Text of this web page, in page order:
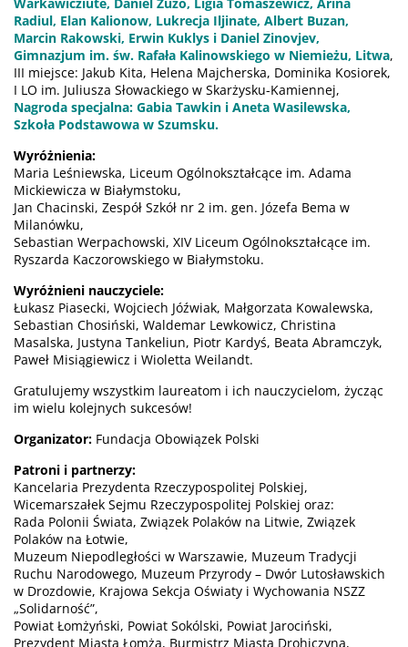
Radiul, Elan Kalionow, Lukrecja Iljinate, Albert Buzan,
Marcin Rakowski, Erwin Kuklys i Daniel Zinovjev,
Gimnazjum im. św. Rafała Kalinowskiego w Niemieżu, Litwa,
III miejsce: Jakub Kita, Helena Majcherska, Dominika Kosiorek,
I LO im. Juliusza Słowackiego w Skarżysku-Kamiennej,
Nagroda specjalna: Gabia Tawkin i Aneta Wasilewska,
Szkoła Podstawowa w Szumsku.
Wyróżnienia:
Maria Leśniewska, Liceum Ogólnokształcące im. Adama
Mickiewicza w Białymstoku,
Jan Chacinski, Zespół Szkół nr 2 im. gen. Józefa Bema w
Milanówku,
Sebastian Werpachowski, XIV Liceum Ogólnokształcące im.
Ryszarda Kaczorowskiego w Białymstoku.
Wyróżnieni nauczyciele:
Łukasz Piasecki, Wojciech Jóźwiak, Małgorzata Kowalewska,
Sebastian Chosiński, Waldemar Lewkowicz, Christina
Masalska, Justyna Tankeliun, Piotr Kardyś, Beata Abramczyk,
Paweł Misiągiewicz i Wioletta Weilandt.
Gratulujemy wszystkim laureatom i ich nauczycielom, życząc
im wielu kolejnych sukcesów!
Organizator: Fundacja Obowiązek Polski
Patroni i partnerzy:
Kancelaria Prezydenta Rzeczypospolitej Polskiej,
Wicemarszałek Sejmu Rzeczypospolitej Polskiej oraz:
Rada Polonii Świata, Związek Polaków na Litwie, Związek
Polaków na Łotwie,
Muzeum Niepodległości w Warszawie, Muzeum Tradycji
Ruchu Narodowego, Muzeum Przyrody – Dwór Lutosławskich
w Drozdowie, Krajowa Sekcja Oświaty i Wychowania NSZZ
„Solidarność”,
Powiat Łomżyński, Powiat Sokólski, Powiat Jarociński,
Prezydent Miasta Łomża, Burmistrz Miasta Drohiczyna,